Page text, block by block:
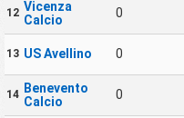
12 Vicenza
Calcio
0
13 US Avellino 0
14 Benevento
Calcio
0